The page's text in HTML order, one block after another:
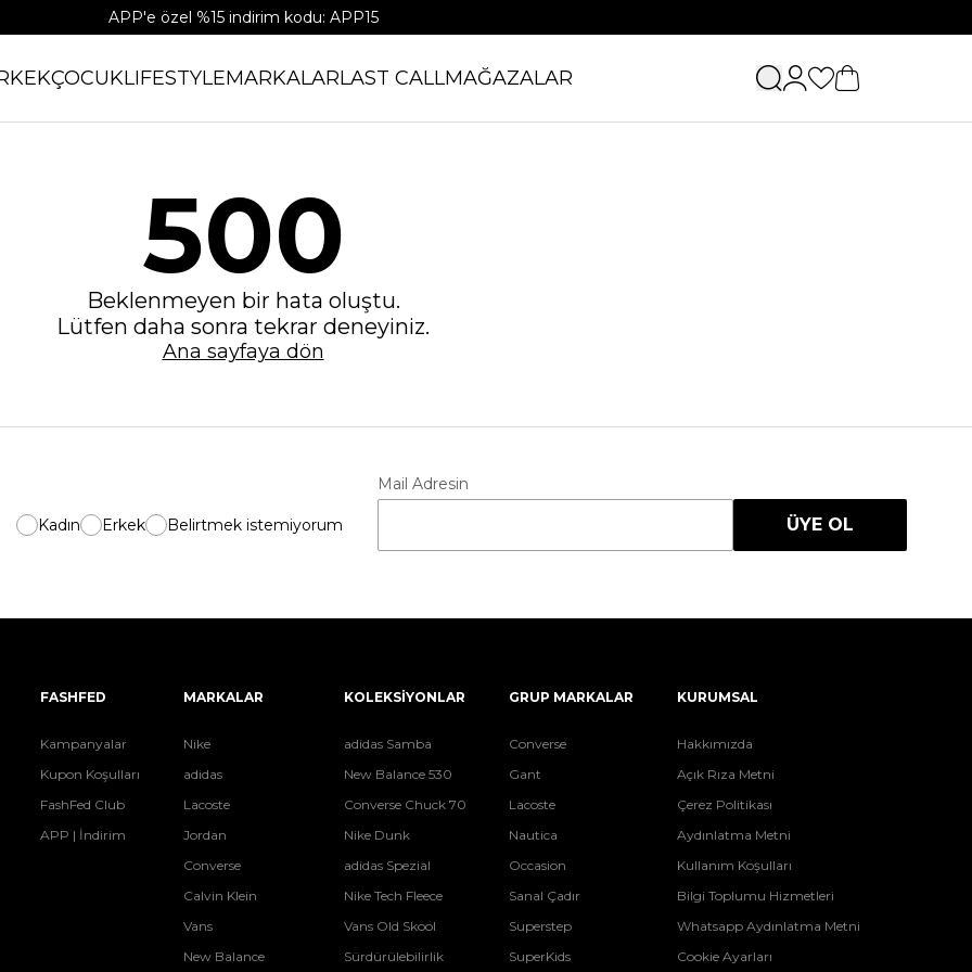
APP'e özel %15 indirim kodu: APP15
ÇOCUKLIFESTYLEMARKALARLAST CALLMAĞAZALAR
500
Beklenmeyen bir hata oluştu.
Lütfen daha sonra tekrar deneyiniz.
Ana sayfaya dön
Kadın Erkek Belirtmek istemiyorum
Mail Adresin
ÜYE OL
FASHFED
Kampanyalar
Kupon Koşulları
FashFed Club
APP | İndirim
MARKALAR
Nike
adidas
Lacoste
Jordan
Converse
Calvin Klein
Vans
New Balance
KOLEKSİYONLAR
adidas Samba
New Balance 530
Converse Chuck 70
Nike Dunk
adidas Spezial
Nike Tech Fleece
Vans Old Skool
Sürdürülebilirlik
GRUP MARKALAR
Converse
Gant
Lacoste
Nautica
Occasion
Sanal Çadır
Superstep
SuperKids
KURUMSAL
Hakkımızda
Açık Rıza Metni
Çerez Politikası
Aydınlatma Metni
Kullanım Koşulları
Bilgi Toplumu Hizmetleri
Whatsapp Aydınlatma Metni
Cookie Ayarları